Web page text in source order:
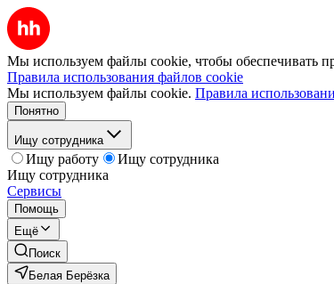
Мы используем файлы cookie, чтобы обеспечивать
Правила использования файлов cookie
Мы используем файлы cookie. Правила
Понятно
Ищу сотрудника
Ищу работу
Ищу сотрудника
Ищу сотрудника
Сервисы
Помощь
Ещё
Поиск
Белая Берёзка